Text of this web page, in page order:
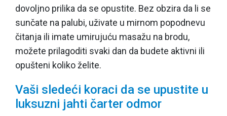
dovoljno prilika da se opustite. Bez obzira da li se
sunčate na palubi, uživate u mirnom popodnevu
čitanja ili imate umirujuću masažu na brodu,
možete prilagoditi svaki dan da budete aktivni ili
opušteni koliko želite.
Vaši sledeći koraci da se upustite u
luksuzni jahti čarter odmor